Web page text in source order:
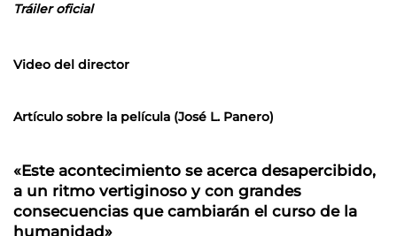
Tráiler oficial
Video del director
Artículo sobre la película (José L. Panero)
«Este acontecimiento se acerca desapercibido,
a un ritmo vertiginoso y con grandes
consecuencias que cambiarán el curso de la
humanidad»